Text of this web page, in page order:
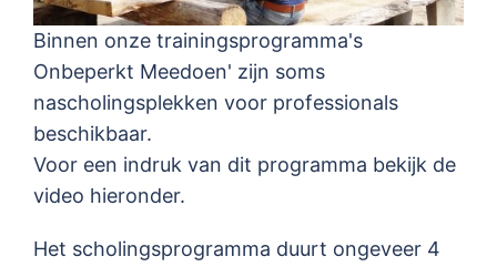
Binnen onze trainingsprogramma's
Onbeperkt Meedoen' zijn soms
nascholingsplekken voor professionals
beschikbaar.
Voor een indruk van dit programma bekijk de
video hieronder.
Het scholingsprogramma duurt ongeveer 4